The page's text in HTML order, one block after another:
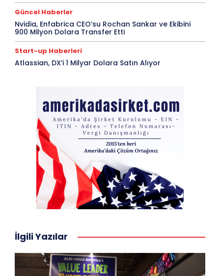
Güncel Haberler
Nvidia, Enfabrica CEO’su Rochan Sankar ve Ekibini
900 Milyon Dolara Transfer Etti
Start-up Haberleri
Atlassian, DX’i 1 Milyar Dolara Satın Alıyor
İlgili Yazılar